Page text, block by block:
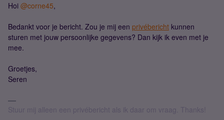
Hoi @corne45,
Bedankt voor je bericht. Zou je mij een privébericht kunnen
sturen met jouw persoonlijke gegevens? Dan kijk ik even met je
mee.
Groetjes,
Seren
Stuur mij alleen een privébericht als ik daar om vraag. Thanks!